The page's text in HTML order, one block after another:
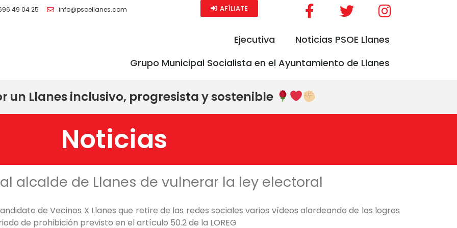
49 04 25 info@psoellanes.com AFÍLIATE
Ejecutiva
Noticias PSOE Llanes
Grupo Municipal Socialista en el Ayuntamiento de Llanes
un Llanes inclusivo, progresista y sostenible
Noticias
alcalde de Llanes de vulnerar la ley electoral
de Vecinos X Llanes que retire de las redes sociales varios vídeos alardeando de los logros
de prohibición previsto en el artículo 50.2 de la LOREG